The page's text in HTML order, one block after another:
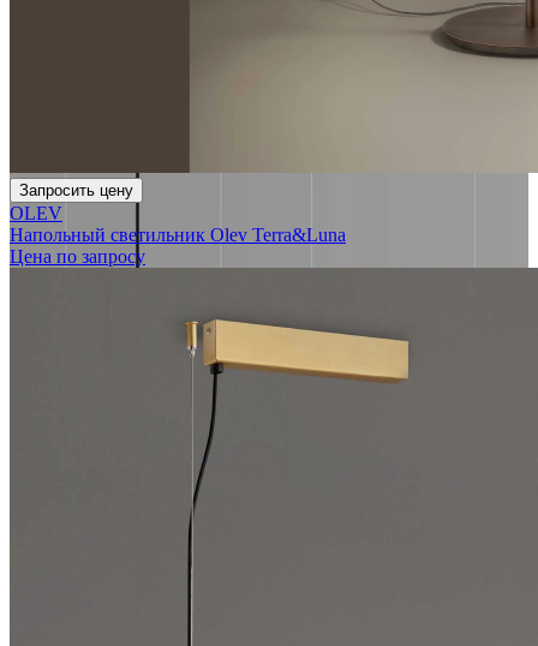
Запросить цену
OLEV
Напольный светильник Olev Terra&Luna
Цена по запросу